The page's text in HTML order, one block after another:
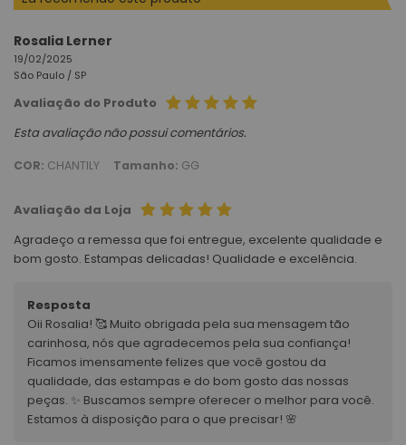
Rosalia Lerner
19/02/2025
São Paulo / SP
Avaliação do Produto
Esta avaliação não possui comentários.
COR: CHANTILY Tamanho: GG
Avaliação da Loja
Agradeço a remessa que foi entregue, excelente qualidade e
bom gosto. Estampas delicadas! Qualidade e excelência.
Resposta
Oii Rosalia! 🥰 Muito obrigada pela sua mensagem tão
carinhosa, nós que agradecemos pela sua confiança!
Ficamos imensamente felizes que você gostou da
qualidade, das estampas e do bom gosto das nossas
peças. ✨ Buscamos sempre oferecer o melhor para você.
Estamos à disposição para o que precisar! 🌸